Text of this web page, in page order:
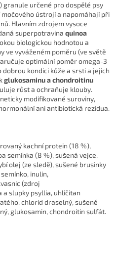
určené pro dospělé psy
ústrojí a napomáhají při
Hlavním zdrojem vysoce
superpotravina quinoa
biologickou hodnotou a
ve vyváženém poměru (ve světě
optimální poměr omega-3
kondici kůže a srsti a jejich
glukosaminu a chondroitinu
růst a ochraňuje klouby.
modifikované suroviny,
ani antibiotická rezidua.
kachní protein (18 %),
semínka (8 %), sušená vejce,
olej (ze sledě), sušené brusinky
inulin,
(zdroj
a slupky psyllia, uhličitan
chlorid draselný, sušené
glukosamin, chondroitin sulfát.